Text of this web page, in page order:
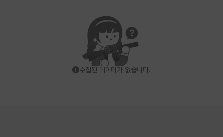
수집된 데이터가 없습니다.